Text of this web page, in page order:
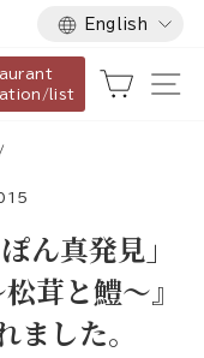
Language
English
list
Cart
ん真発見」
茸と鱧〜』
した。